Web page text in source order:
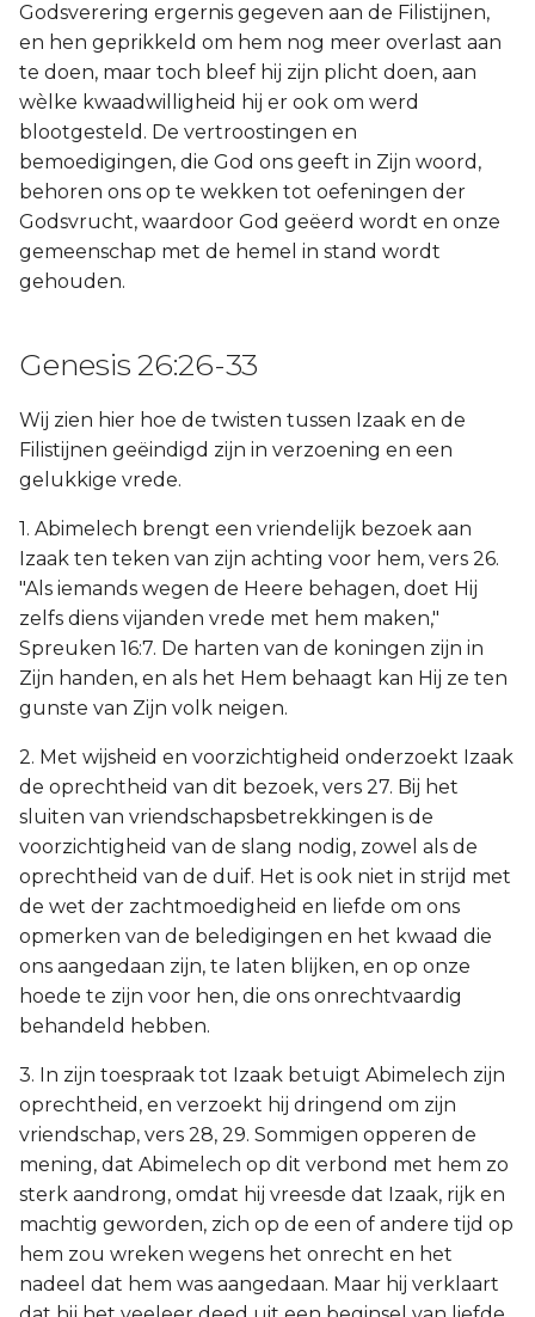
Godsverering ergernis gegeven aan de Filistijnen,
en hen geprikkeld om hem nog meer overlast aan
te doen, maar toch bleef hij zijn plicht doen, aan
wèlke kwaadwilligheid hij er ook om werd
blootgesteld. De vertroostingen en
bemoedigingen, die God ons geeft in Zijn woord,
behoren ons op te wekken tot oefeningen der
Godsvrucht, waardoor God geëerd wordt en onze
gemeenschap met de hemel in stand wordt
gehouden.
Genesis 26:26-33
Wij zien hier hoe de twisten tussen Izaak en de
Filistijnen geëindigd zijn in verzoening en een
gelukkige vrede.
1. Abimelech brengt een vriendelijk bezoek aan
Izaak ten teken van zijn achting voor hem, vers 26.
"Als iemands wegen de Heere behagen, doet Hij
zelfs diens vijanden vrede met hem maken,"
Spreuken 16:7. De harten van de koningen zijn in
Zijn handen, en als het Hem behaagt kan Hij ze ten
gunste van Zijn volk neigen.
2. Met wijsheid en voorzichtigheid onderzoekt Izaak
de oprechtheid van dit bezoek, vers 27. Bij het
sluiten van vriendschapsbetrekkingen is de
voorzichtigheid van de slang nodig, zowel als de
oprechtheid van de duif. Het is ook niet in strijd met
de wet der zachtmoedigheid en liefde om ons
opmerken van de beledigingen en het kwaad die
ons aangedaan zijn, te laten blijken, en op onze
hoede te zijn voor hen, die ons onrechtvaardig
behandeld hebben.
3. In zijn toespraak tot Izaak betuigt Abimelech zijn
oprechtheid, en verzoekt hij dringend om zijn
vriendschap, vers 28, 29. Sommigen opperen de
mening, dat Abimelech op dit verbond met hem zo
sterk aandrong, omdat hij vreesde dat Izaak, rijk en
machtig geworden, zich op de een of andere tijd op
hem zou wreken wegens het onrecht en het
nadeel dat hem was aangedaan. Maar hij verklaart